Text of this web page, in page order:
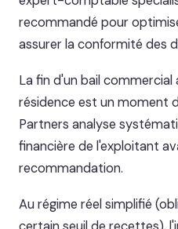
recommandé pour
assurer la conformité des
La fin d'un bail
résidence est un moment
Partners analyse
financière de l'exploitant
recommandation.
Au régime réel simplifié